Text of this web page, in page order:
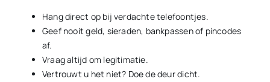
Hang direct op bij verdachte telefoontjes.
Geef nooit geld, sieraden, bankpassen of pincodes
af.
Vraag altijd om legitimatie.
Vertrouwt u het niet? Doe de deur dicht.